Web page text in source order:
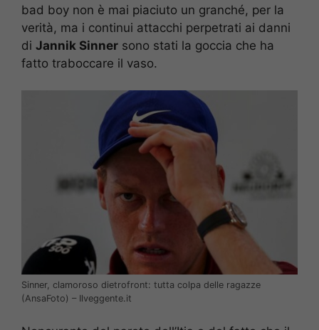
bad boy non è mai piaciuto un granché, per la
verità, ma i continui attacchi perpetrati ai danni
di Jannik Sinner sono stati la goccia che ha
fatto traboccare il vaso.
Sinner, clamoroso dietrofront: tutta colpa delle ragazze
(AnsaFoto) – Ilveggente.it